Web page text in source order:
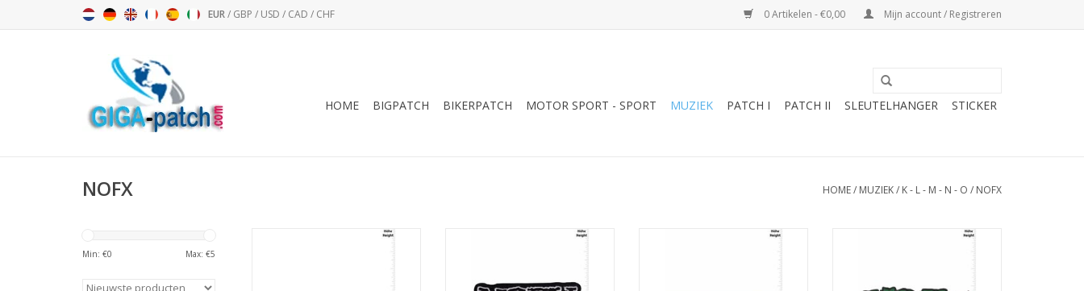
EUR/ GBP / USD / CAD / CHF 0 Artikelen - €0,00 Mijn account / Registreren
HOME BIGPATCH BIKERPATCH MOTOR SPORT - SPORT MUZIEK PATCH I PATCH II SLEUTELHANGER STICKER
NOFX HOME/ MUZIEK/ K - L - M - N - O / NOFX
Min: €0 Max: €5
NOFX - silver - Punkrock Melodic-
NOFX - silver- Punkrock Melodic-
NOFX - Punkrock Melodic-
NOFX - Punkrock Melodic-